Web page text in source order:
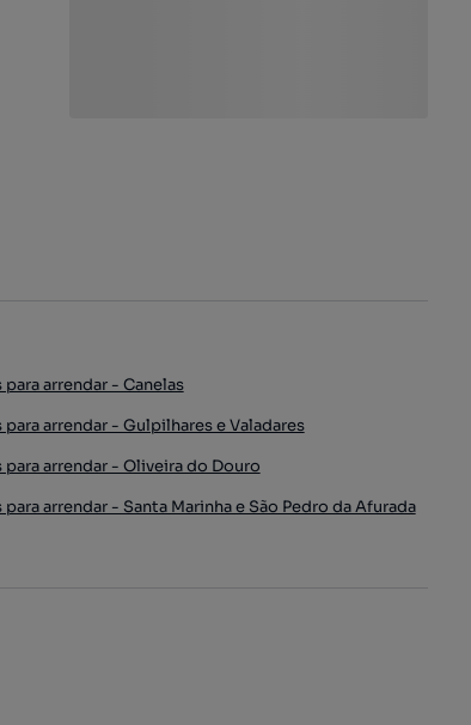
para arrendar - Canelas
para arrendar - Gulpilhares e Valadares
para arrendar - Oliveira do Douro
para arrendar - Santa Marinha e São Pedro da Afurada